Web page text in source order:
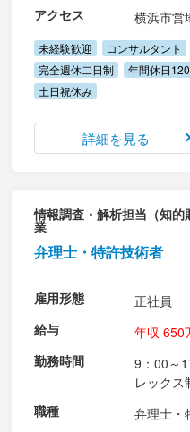
アクセス
横浜市営
未経験歓迎 コンサルタント
完全週休二日制
年間休日
土日祝休み
詳細を見る
情報調査・解析担当（知
業
弁理士・特許技術者
雇用形態
正社員
給与
年収 650
勤務時間
9：00～
レックス
職種
弁理士・